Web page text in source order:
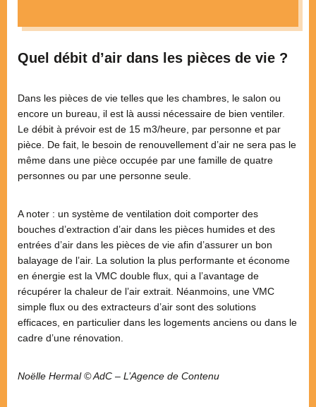
Quel débit d’air dans les pièces de vie ?
Dans les pièces de vie telles que les chambres, le salon ou
encore un bureau, il est là aussi nécessaire de bien ventiler.
Le débit à prévoir est de 15 m3/heure, par personne et par
pièce. De fait, le besoin de renouvellement d’air ne sera pas le
même dans une pièce occupée par une famille de quatre
personnes ou par une personne seule.
A noter : un système de ventilation doit comporter des
bouches d’extraction d’air dans les pièces humides et des
entrées d’air dans les pièces de vie afin d’assurer un bon
balayage de l’air. La solution la plus performante et économe
en énergie est la VMC double flux, qui a l’avantage de
récupérer la chaleur de l’air extrait. Néanmoins, une VMC
simple flux ou des extracteurs d’air sont des solutions
efficaces, en particulier dans les logements anciens ou dans le
cadre d’une rénovation.
Noëlle Hermal © AdC – L’Agence de Contenu